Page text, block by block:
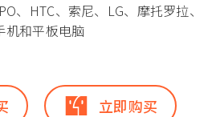
、HTC、索尼、LG、摩托罗拉、
机和平板电脑
立即购买